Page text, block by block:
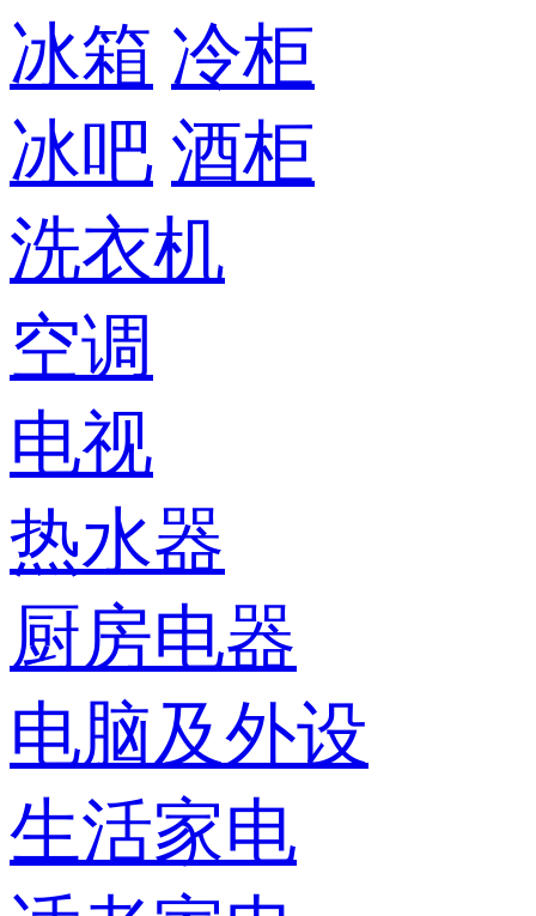
冰箱 冷柜
冰吧 酒柜
洗衣机
空调
电视
热水器
厨房电器
电脑及外设
生活家电